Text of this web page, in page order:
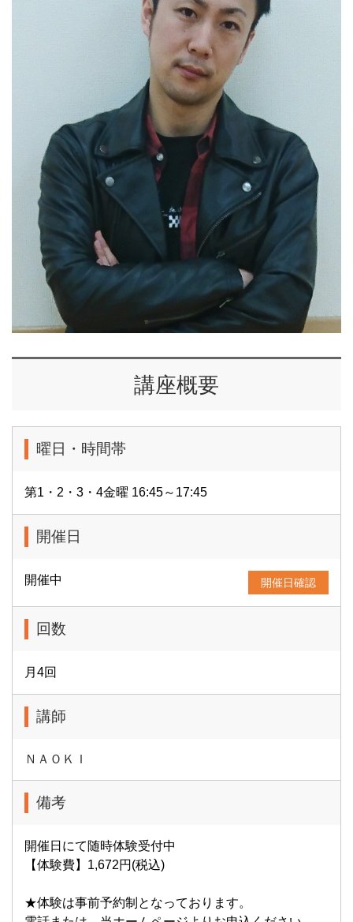
講座概要
曜日・時間帯
第1・2・3・4金曜 16:45～17:45
開催日
開催中 開催日確認
回数
月4回
講師
ＮＡＯＫＩ
備考
開催日にて随時体験受付中
【体験費】1,672円(税込)
★体験は事前予約制となっております。